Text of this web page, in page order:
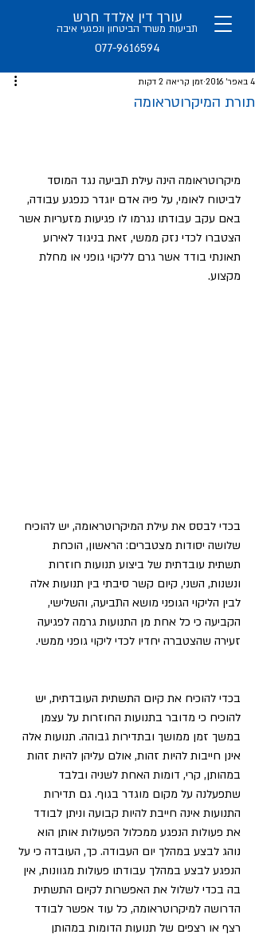
077-9616594
עורך דין אלדד חרש
תביעות משרד הביטחון ונפגעי איבה
תורת המיקרוטראומה
4 באפר׳ 2016 זמן קריאה 2 דקות
מיקרוטראומה הינה עילת תביעה נגד המוסד
לביטוח לאומי, על פיה אדם יוגדר כנפגע עבודה,
באם עקב עבודתו נגרמו לו פגיעות מזעריות אשר
הצטברו לכדי נזק ממשי, זאת בניגוד לאירוע
תאונתי בודד אשר גרם לליקוי גופני או מחלת
מקצוע.
בכדי לבסס את עילת המיקרוטראומה, יש להוכיח
שלושה יסודות מצטברים: הראשון, הוכחת
תשתית עובדתית של ביצוע תנועות חוזרות
ונשנות, השני, קיום קשר סיבתי בין תנועות אלה
לבין הליקוי הגופני מושא התביעה, והשלישי,
הקביעה כי כל אחת מן התנועות גרמה לפגיעה
זעירה שהצטברה יחדיו לכדי ליקוי גופני ממשי.
בכדי להוכיח את קיום התשתית העובדתית, יש
להוכיח כי מדובר בתנועות החוזרות על עצמן
במשך זמן ממושך ובתדירות גבוהה. תנועות אלה
אינן חייבות להיות זהות, אולם עליהן להיות זהות
במהותן, קרי, דומות האחת לשניה ובלבד
שתפעלנה על מקום מוגדר בגוף. גם תדירות
התנועות אינה חייבת להיות קבועה וניתן לבודד
את פעולות הנפגע ממכלול הפעולות אותן הוא
נוהג לבצע במהלך יום העבודה. כך, העובדה כי על
הנפגע לבצע במהלך עבודתו פעולות מגוונות, אין
בה בכדי לשלול את האפשרות לקיום התשתית
הדרושה למיקרוטראומה, כל עוד אפשר לבודד
רצף או רצפים של תנועות הדומות במהותן